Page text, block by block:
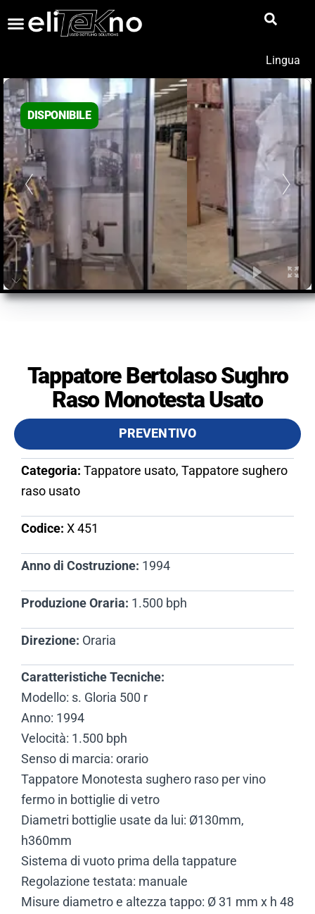
Lingua
DISPONIBILE
Tappatore Bertolaso Sughro
Raso Monotesta Usato
PREVENTIVO
Categoria: Tappatore usato, Tappatore sughero
raso usato
Codice: X 451​
Anno di Costruzione: 1994
Produzione Oraria: 1.500 bph
Direzione: Oraria
Caratteristiche Tecniche:
Modello: s. Gloria 500 r
Anno: 1994
Velocità: 1.500 bph
Senso di marcia: orario
Tappatore Monotesta sughero raso per vino
fermo in bottiglie di vetro
Diametri bottiglie usate da lui: Ø130mm,
h360mm
Sistema di vuoto prima della tappature
Regolazione testata: manuale
Misure diametro e altezza tappo: Ø 31 mm x h 48